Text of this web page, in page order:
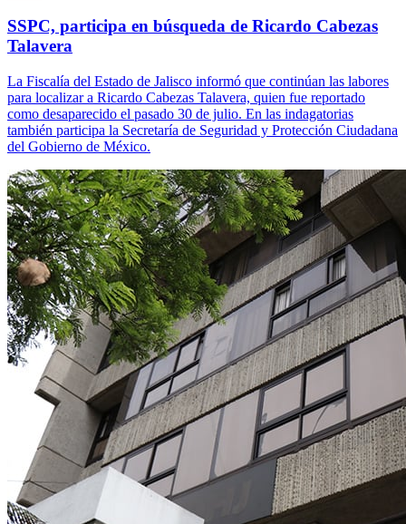
SSPC, participa en búsqueda de Ricardo Cabezas
Talavera
La Fiscalía del Estado de Jalisco informó que continúan las labores
para localizar a Ricardo Cabezas Talavera, quien fue reportado
como desaparecido el pasado 30 de julio. En las indagatorias
también participa la Secretaría de Seguridad y Protección Ciudadana
del Gobierno de México.